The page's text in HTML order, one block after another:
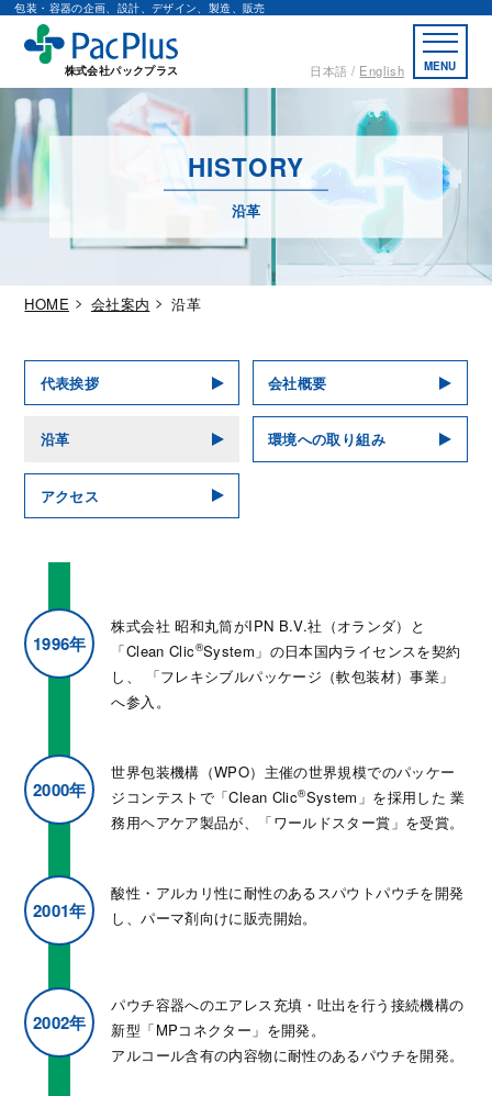
包装・容器の企画、設計、デザイン、製造、販売
株式会社パックプラス 日本語 English MENU
HISTORY
沿革
HOME 会社案内 沿革
代表挨拶 会社概要
沿革 環境への取り組み
アクセス
1996年
株式会社 昭和丸筒がIPN B.V.社（オランダ）と
「Clean Clic®System」の日本国内ライセンスを契約
し、
「フレキシブルパッケージ（軟包装材）事業」
へ参入。
2000年
世界包装機構（WPO）主催の世界規模でのパッケー
ジコンテストで「Clean Clic®System」を採用した 業
務用ヘアケア製品が、「ワールドスター賞」を受賞。
2001年
酸性・アルカリ性に耐性のあるスパウトパウチを開発
し、パーマ剤向けに販売開始。
2002年
パウチ容器へのエアレス充填・吐出を行う接続機構の
新型「MPコネクター」を開発。
アルコール含有の内容物に耐性のあるパウチを開発。